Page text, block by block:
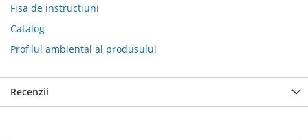
Fisa de instructiuni
Catalog
Profilul ambiental al produsului
Recenzii